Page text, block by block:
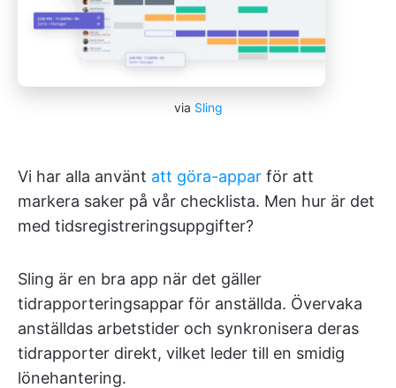
via Sling
Vi har alla använt att göra-appar för att
markera saker på vår checklista. Men hur är det
med tidsregistreringsuppgifter?
Sling är en bra app när det gäller
tidrapporteringsappar för anställda. Övervaka
anställdas arbetstider och synkronisera deras
tidrapporter direkt, vilket leder till en smidig
lönehantering.